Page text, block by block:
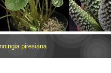
piresiana